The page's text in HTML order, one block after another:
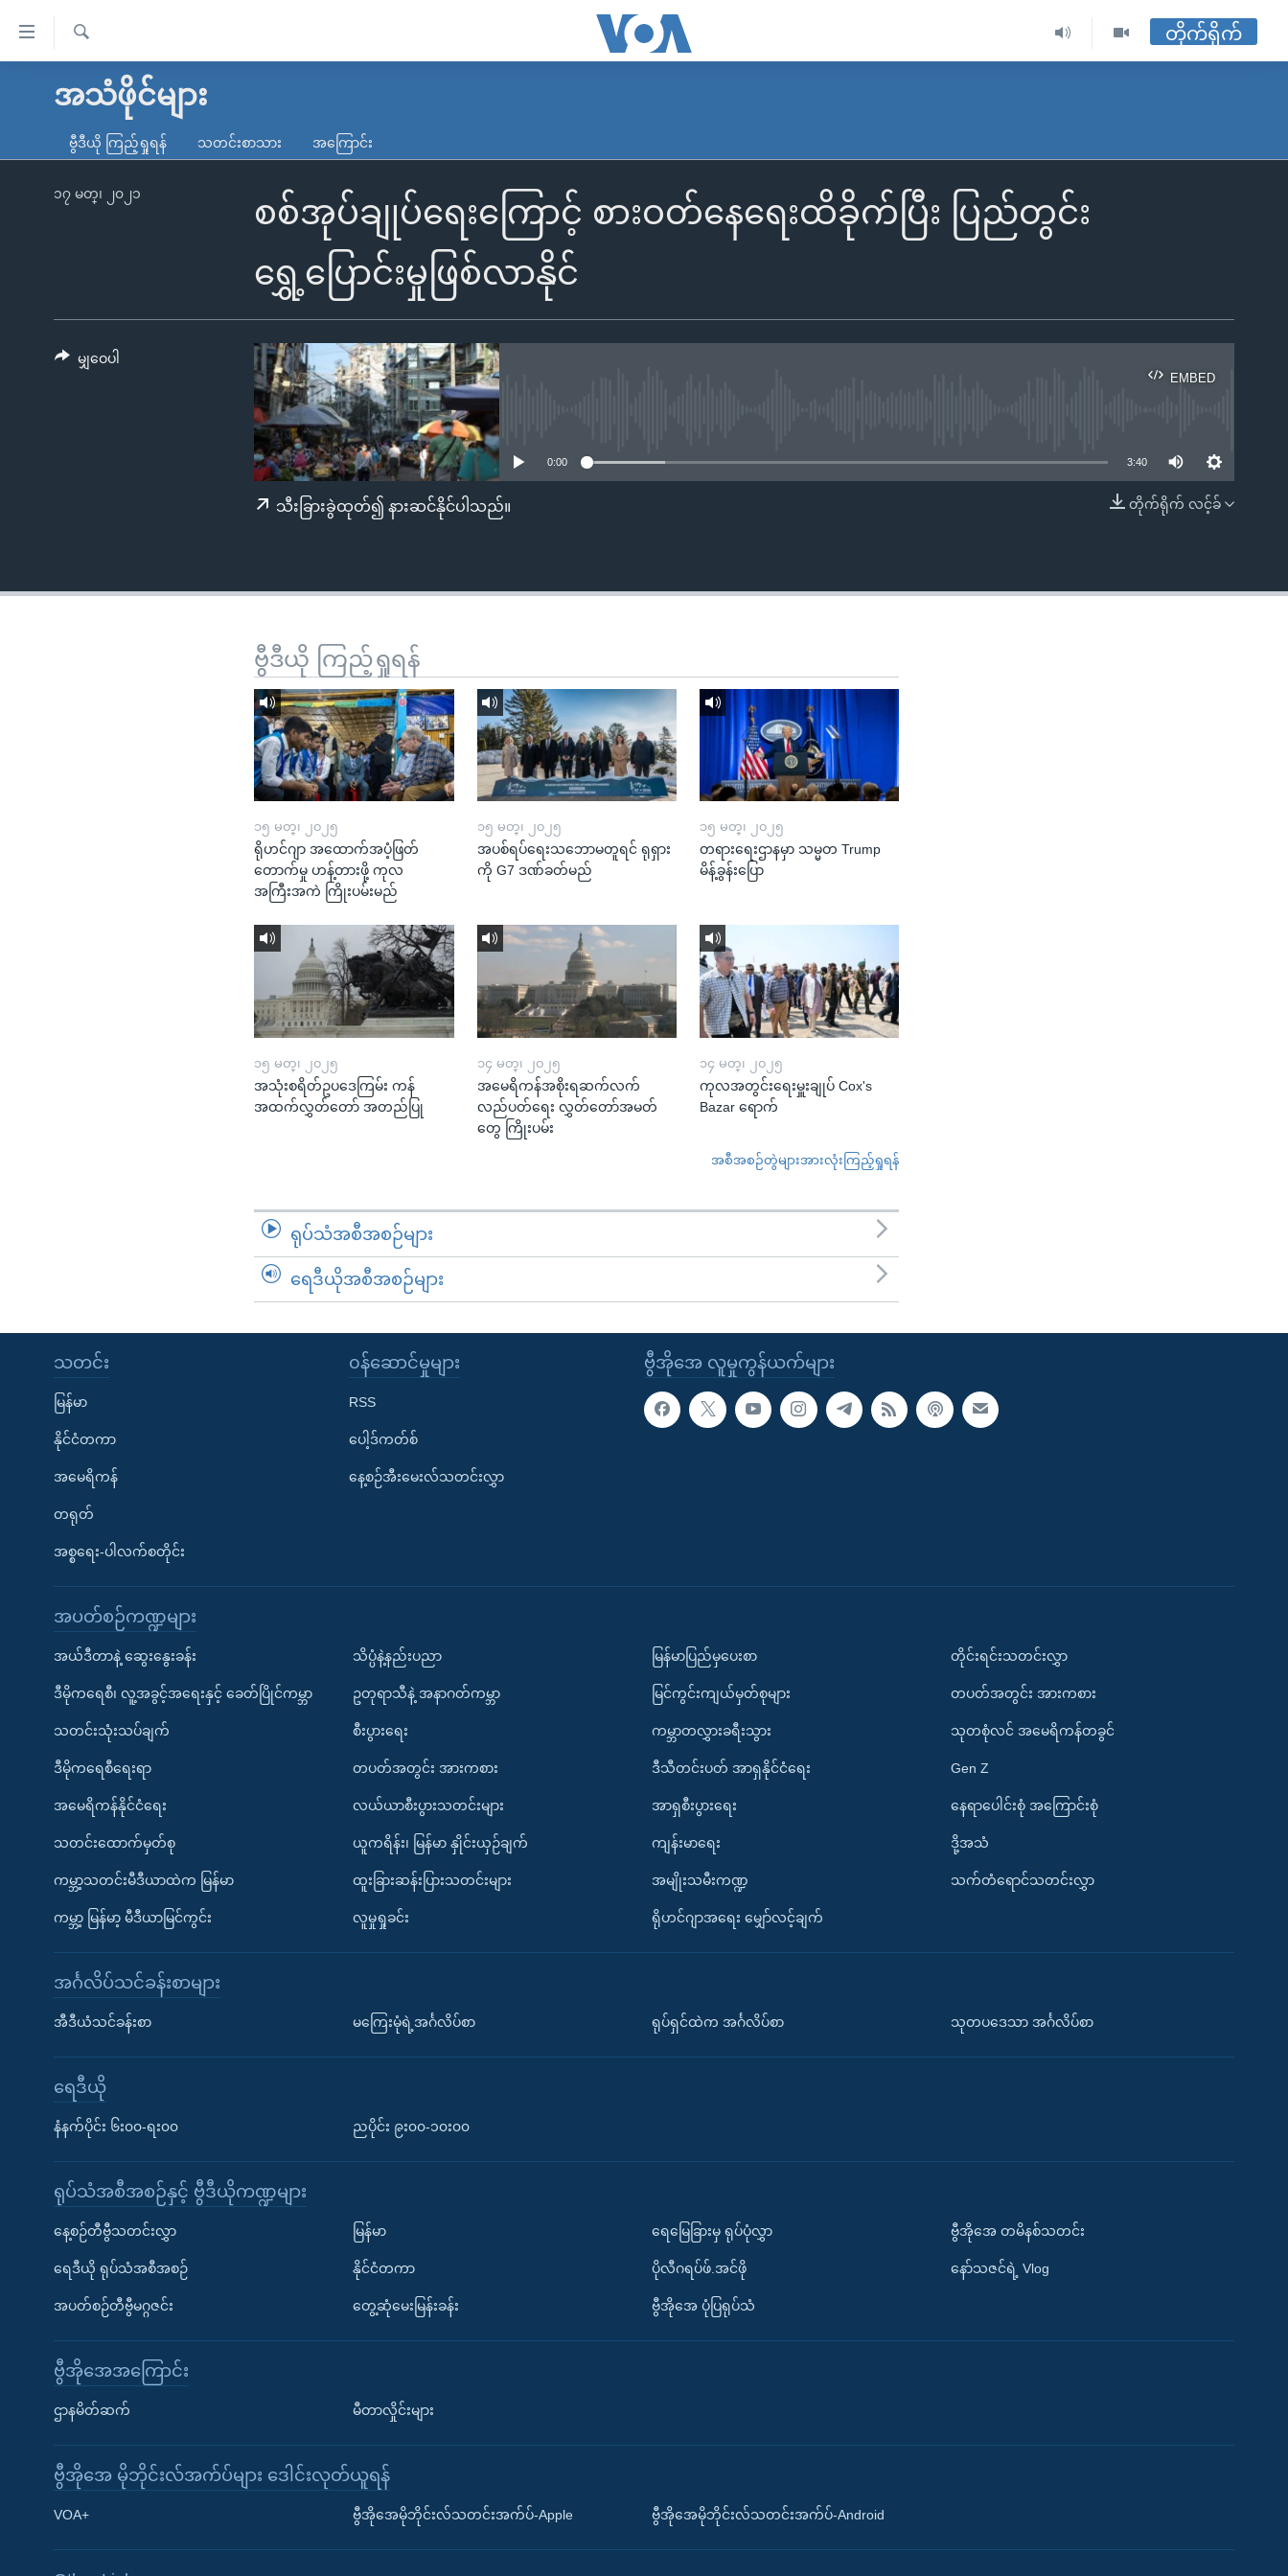
လွယ်ကူ
သည့်
ရန်
မူလစာမျက်နှာ
ကမ္ဘာ့သတင်းများ
နိုင်ငံတကာ
မကြေးမုံရဲ့ အင်္ဂလိပ်စာ
ရေဒီယို
ရေဒီယိုနှင့်ရုပ်သံ အချက်အလက်များ
Learning English
ရ
တိုက်ရိုက်
အသံဖိုင်များ
ဗွီဒီယို ကြည့်ရှုရန် သတင်းစာသား အကြောင်း
စစ်အုပ်ချုပ်ရေးကြောင့် စားဝတ်နေရေးထိခိုက်ပြီး ပြည်တွင်း
ရွှေ့ပြောင်းမှုဖြစ်လာနိုင်
၁၇ မတ္၊ ၂၀၂၁
EMBED
EMBED
0:00 3:40
တိုက်ရိုက် လင့်ခ်
သီးခြားခွဲထုတ်၍ နားဆင်နိုင်ပါသည်။
မျှဝေပါ
ဗွီဒီယို ကြည့်ရှုရန်
၁၅ မတ္၊ ၂၀၂၅
ရိုဟင်ဂျာ အထောက်အပံ့ဖြတ်
တောက်မှု ဟန့်တားဖို့ ကုလ
အကြီးအကဲ ကြိုးပမ်းမည်
၁၅ မတ္၊ ၂၀၂၅
အပစ်ရပ်ရေးသဘောမတူရင် ရုရှား
ကို G7 ဒဏ်ခတ်မည်
၁၅ မတ္၊ ၂၀၂၅
တရားရေးဌာနမှာ သမ္မတ Trump
မိန့်ခွန်းပြော
၁၅ မတ္၊ ၂၀၂၅
အသုံးစရိတ်ဥပဒေကြမ်း ကန်
အထက်လွှတ်တော် အတည်ပြု
၁၄ မတ္၊ ၂၀၂၅
အမေရိကန်အစိုးရဆက်လက်
လည်ပတ်ရေး လွှတ်တော်အမတ်
တွေ ကြိုးပမ်း
၁၄ မတ္၊ ၂၀၂၅
ကုလအတွင်းရေးမှူးချုပ် Cox's
Bazar ရောက်
အစီအစဉ်တွဲများအားလုံးကြည့်ရှုရန်
ရုပ်သံအစီအစဉ်များ
ရေဒီယိုအစီအစဉ်များ
ဗွီအိုအေ လူမှုကွန်ယက်များ
သတင်း
မြန်မာ
နိုင်ငံတကာ
အမေရိကန်
တရုတ်
အစ္စရေး-ပါလက်စတိုင်း
၀န်ဆောင်မှုများ
RSS
ပေါ့ဒ်ကတ်စ်
နေ့စဉ်အီးမေးလ်သတင်းလွှာ
အပတ်စဉ်ကဏ္ဍများ
အယ်ဒီတာနဲ့ ဆွေးနွေးခန်း
ဒီမိုကရေစီ၊ လူ့အခွင့်အရေးနှင့် ခေတ်ပြိုင်ကမ္ဘာ
သတင်းသုံးသပ်ချက်
ဒီမိုကရေစီရေးရာ
အမေရိကန်နိုင်ငံရေး
သတင်းထောက်မှတ်စု
ကမ္ဘာ့သတင်းမီဒီယာထဲက မြန်မာ
ကမ္ဘာ့ မြန်မာ့ မီဒီယာမြင်ကွင်း
သိပ္ပံနဲ့နည်းပညာ
ဥတုရာသီနဲ့ အနာဂတ်ကမ္ဘာ
စီးပွားရေး
တပတ်အတွင်း အားကစား
လယ်ယာစီးပွားသတင်းများ
ယူကရိန်း၊ မြန်မာ နှိုင်းယှဉ်ချက်
ထူးခြားဆန်းပြားသတင်းများ
လူမှုရှုခင်း
မြန်မာပြည်မှပေးစာ
မြင်ကွင်းကျယ်မှတ်စုများ
ကမ္ဘာတလွှားခရီးသွား
ဒီသီတင်းပတ် အာရှနိုင်ငံရေး
အာရှစီးပွားရေး
ကျန်းမာရေး
အမျိုးသမီးကဏ္ဍ
ရိုဟင်ဂျာအရေး မျှော်လင့်ချက်
တိုင်းရင်းသတင်းလွှာ
တပတ်အတွင်း အားကစား
သုတစုံလင် အမေရိကန်တခွင်
Gen Z
နေရာပေါင်းစုံ အကြောင်းစုံ
ဒို့အသံ
သက်တံရောင်သတင်းလွှာ
အင်္ဂလိပ်သင်ခန်းစာများ
အီဒီယံသင်ခန်းစာ မကြေးမုံရဲ့အင်္ဂလိပ်စာ ရုပ်ရှင်ထဲက အင်္ဂလိပ်စာ သုတပဒေသာ အင်္ဂလိပ်စာ
ရေဒီယို
နံနက်ပိုင်း ၆း၀၀-ရး၀၀ ညပိုင်း ၉း၀၀-၁၀း၀၀
ရုပ်သံအစီအစဉ်နှင့် ဗွီဒီယိုကဏ္ဍများ
နေ့စဉ်တီဗွီသတင်းလွှာ
ရေဒီယို ရုပ်သံအစီအစဉ်
အပတ်စဉ်တီဗွီမဂ္ဂဇင်း
မြန်မာ
နိုင်ငံတကာ
တွေ့ဆုံမေးမြန်းခန်း
ရေမြေခြားမှ ရုပ်ပုံလွှာ
ပိုလီဂရပ်ဖ်.အင်ဖို
ဗွီအိုအေ ပုံပြရုပ်သံ
ဗွီအိုအေ တမိနစ်သတင်း
နော်သဇင်ရဲ့ Vlog
ဗွီအိုအေအကြောင်း
ဌာနမိတ်ဆက် မီတာလှိုင်းများ
ဗွီအိုအေ မိုဘိုင်းလ်အက်ပ်များ ဒေါင်းလုတ်ယူရန်
VOA+ ဗွီအိုအေမိုဘိုင်းလ်သတင်းအက်ပ်-Apple ဗွီအိုအေမိုဘိုင်းလ်သတင်းအက်ပ်-Android